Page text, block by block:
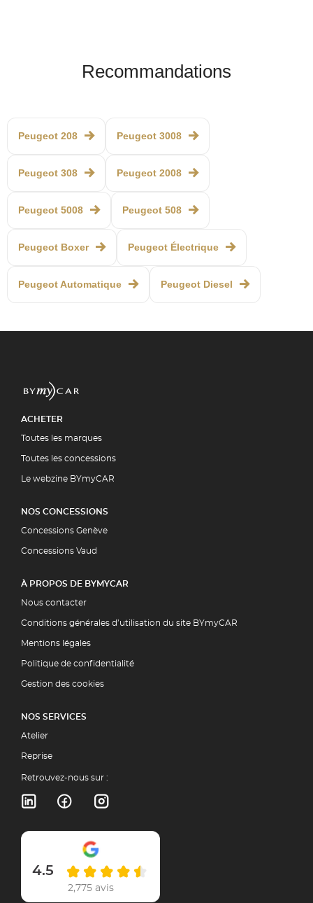
Recommandations
Peugeot 208 Peugeot 3008
Peugeot 308 Peugeot 2008
Peugeot 5008 Peugeot 508
Peugeot Boxer Peugeot Électrique
Peugeot Automatique Peugeot Diesel
ACHETER
Toutes les marques
Toutes les concessions
Le webzine BYmyCAR
NOS CONCESSIONS
Concessions Genève
Concessions Vaud
À PROPOS DE BYMYCAR
Nous contacter
Conditions générales d’utilisation du site BYmyCAR
Mentions légales
Politique de confidentialité
Gestion des cookies
NOS SERVICES
Atelier
Reprise
Retrouvez-nous sur :
4.5
2,775 avis